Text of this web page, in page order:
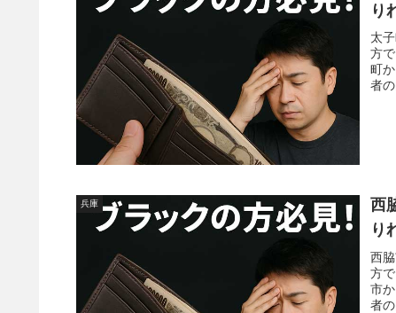
り
太
方
町
者
兵庫
西
り
西
方
市
者